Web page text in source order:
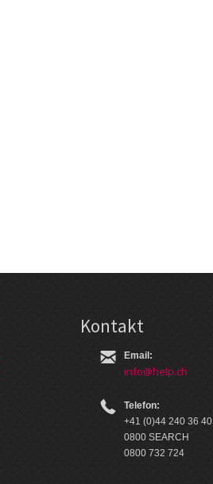
Kontakt
Email:
info@help.ch
Telefon:
+41 (0)44 240 36 40
0800 SEARCH
0800 732 724